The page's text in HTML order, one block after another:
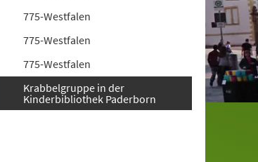
775-Westfalen
775-Westfalen
775-Westfalen
Krabbelgruppe in der
Kinderbibliothek Paderborn